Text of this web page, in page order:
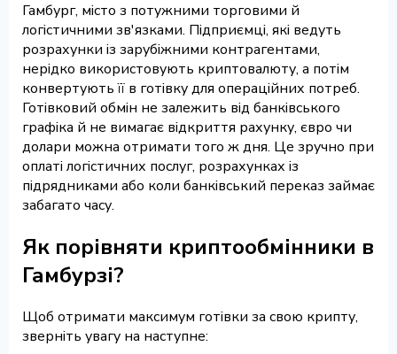
Гамбург, місто з потужними торговими й
логістичними зв'язками. Підприємці, які ведуть
розрахунки із зарубіжними контрагентами,
нерідко використовують криптовалюту, а потім
конвертують її в готівку для операційних потреб.
Готівковий обмін не залежить від банківського
графіка й не вимагає відкриття рахунку, євро чи
долари можна отримати того ж дня. Це зручно при
оплаті логістичних послуг, розрахунках із
підрядниками або коли банківський переказ займає
забагато часу.
Як порівняти криптообмінники в
Гамбурзі?
Щоб отримати максимум готівки за свою крипту,
зверніть увагу на наступне: